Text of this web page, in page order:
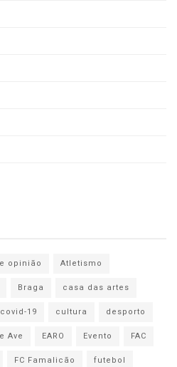
opinião
Atletismo
Braga
casa das artes
covid-19 cultura
desporto
Ave EARO Evento
FAC
FC Famalicão
futebol